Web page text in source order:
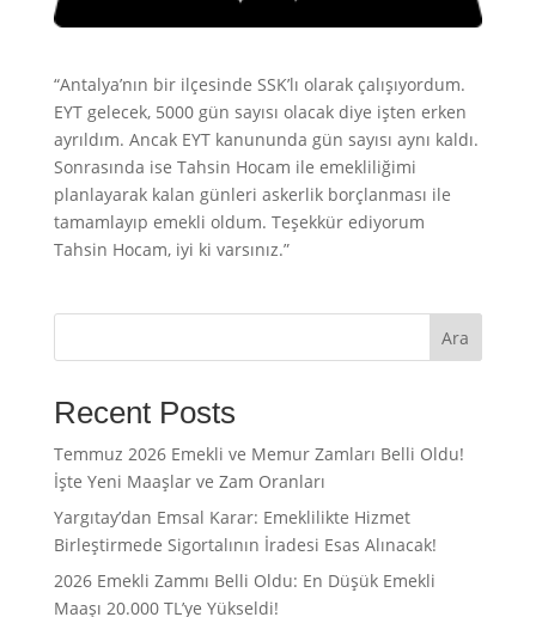
“Antalya’nın bir ilçesinde SSK’lı olarak çalışıyordum.
EYT gelecek, 5000 gün sayısı olacak diye işten erken
ayrıldım. Ancak EYT kanununda gün sayısı aynı kaldı.
Sonrasında ise Tahsin Hocam ile emekliliğimi
planlayarak kalan günleri askerlik borçlanması ile
tamamlayıp emekli oldum. Teşekkür ediyorum
Tahsin Hocam, iyi ki varsınız.”
Ara
Recent Posts
Temmuz 2026 Emekli ve Memur Zamları Belli Oldu!
İşte Yeni Maaşlar ve Zam Oranları
Yargıtay’dan Emsal Karar: Emeklilikte Hizmet
Birleştirmede Sigortalının İradesi Esas Alınacak!
2026 Emekli Zammı Belli Oldu: En Düşük Emekli
Maaşı 20.000 TL’ye Yükseldi!